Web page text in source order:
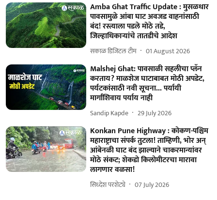
Amba Ghat Traffic Update : मुसळधार
पावसामुळे आंबा घाट अवजड वाहनांसाठी
बंद! रस्त्याला पडले मोठे तडे,
जिल्हाधिकाऱ्यांचे तातडीचे आदेश
सकाळ डिजिटल टीम 01 August 2026
Malshej Ghat: पावसाळी सहलीचा प्लॅन
करताय? माळशेज घाटाबाबत मोठी अपडेट,
पर्यटकांसाठी नवी सूचना... पर्यायी
मार्गांशिवाय पर्याय नाही
Sandip Kapde 29 July 2026
Konkan Pune Highway : कोकण-पश्चिम
महाराष्ट्राचा संपर्क तुटला! ताम्हिणी, भोर अन्
आंबेनळी घाट बंद झाल्याने चाकरमान्यांवर
मोठे संकट; शेकडो किलोमीटरचा मारावा
लागणार वळसा!
सिध्देश परशेट्ये 07 July 2026